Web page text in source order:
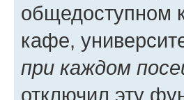
общедоступном
кафе,
при каждом
отключил эту